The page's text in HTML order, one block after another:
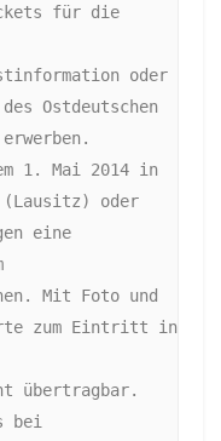
für die
oder
Ostdeutschen
1. Mai 2014 in
oder
eine
Mit Foto und
zum Eintritt in
übertragbar.
bei